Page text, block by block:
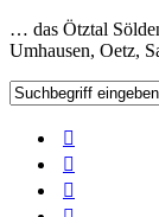
… das Ötztal
Umhausen, Oetz,